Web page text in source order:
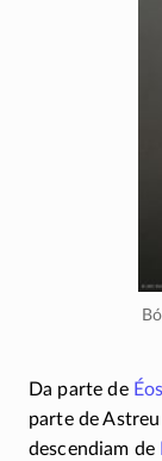
Da parte de Éos
parte de Astreu
descendiam de